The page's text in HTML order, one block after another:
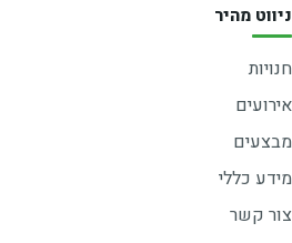
ניווט מהיר
חנויות
אירועים
מבצעים
מידע כללי
צור קשר